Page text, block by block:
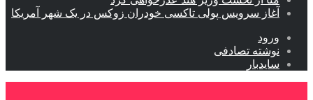
آغاز سرویس پولی تاکسی خودران زوکس در یک شهر آمریکا
ورود
نوشته تصادفی
سایدبار